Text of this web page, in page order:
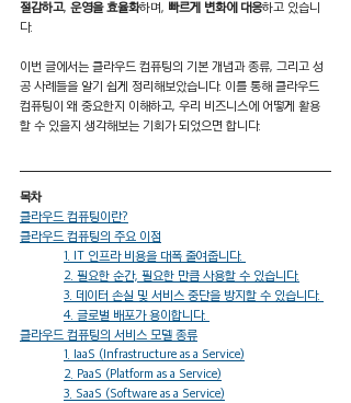
절감하고, 운영을 효율화하며, 빠르게 변화에 대응하고 있습니
다.
이번 글에서는 클라우드 컴퓨팅의 기본 개념과 종류, 그리고 성
공 사례들을 알기 쉽게 정리해보았습니다. 이를 통해 클라우드
컴퓨팅이 왜 중요한지 이해하고, 우리 비즈니스에 어떻게 활용
할 수 있을지 생각해보는 기회가 되었으면 합니다.
목차
클라우드 컴퓨팅이란?
클라우드 컴퓨팅의 주요 이점
1. IT 인프라 비용을 대폭 줄여줍니다.
2. 필요한 순간, 필요한 만큼 사용할 수 있습니다.
3. 데이터 손실 및 서비스 중단을 방지할 수 있습니다.
4. 글로벌 배포가 용이합니다.
클라우드 컴퓨팅의 서비스 모델 종류
1. IaaS (Infrastructure as a Service)
2. PaaS (Platform as a Service)
3. SaaS (Software as a Service)